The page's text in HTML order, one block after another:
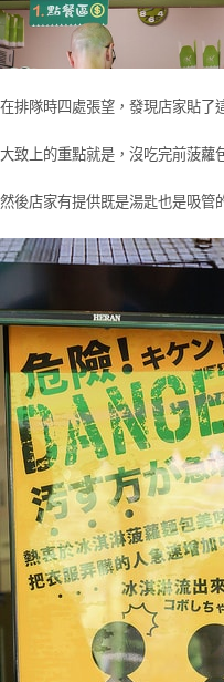
在排隊時四處張望，發現店家貼了
大致上的重點就是，沒吃完前菠蘿
然後店家有提供既是湯匙也是吸管